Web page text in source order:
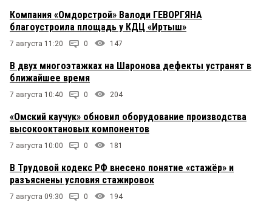
Компания «Омдорстрой» Валоди ГЕВОРГЯНА
благоустроила площадь у КДЦ «Иртыш»
7 августа 11:20 0 147
В двух многоэтажках на Шаронова дефекты устранят в
ближайшее время
7 августа 10:40 0 204
«Омский каучук» обновил оборудование производства
высокооктановых компонентов
7 августа 10:00 0 181
В Трудовой кодекс РФ внесено понятие «стажёр» и
разъяснены условия стажировок
7 августа 09:30 0 194